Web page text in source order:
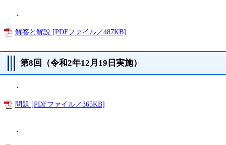
・
解答と解説 [PDFファイル／487KB]
第8回（令和2年12月19日実施）
・
問題 [PDFファイル／365KB]
・